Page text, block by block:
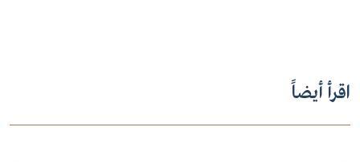
اقرأ أيضاً